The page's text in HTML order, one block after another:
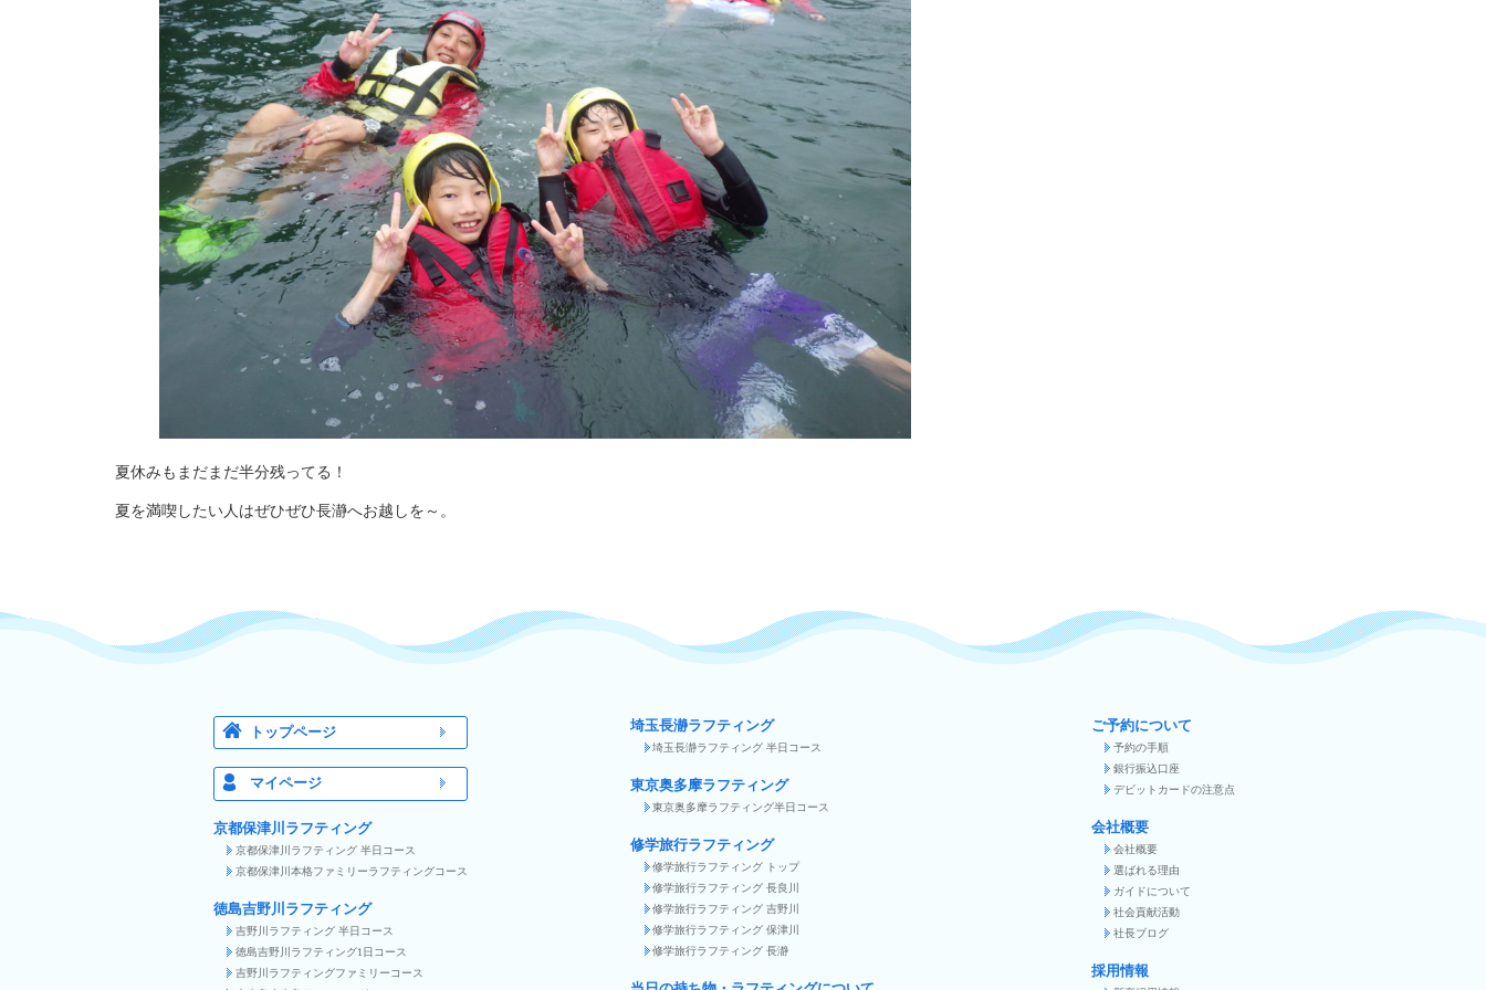
夏休みもまだまだ半分残ってる！
夏を満喫したい人はぜひぜひ長瀞へお越しを～。
トップページ
マイページ
京都保津川ラフティング
京都保津川ラフティング 半日コース
京都保津川本格ファミリーラフティングコース
徳島吉野川ラフティング
吉野川ラフティング 半日コース
徳島吉野川ラフティング1日コース
吉野川ラフティングファミリーコース
埼玉長瀞ラフティング
埼玉長瀞ラフティング 半日コース
東京奥多摩ラフティング
東京奥多摩ラフティング半日コース
修学旅行ラフティング
修学旅行ラフティング トップ
修学旅行ラフティング 長良川
修学旅行ラフティング 吉野川
修学旅行ラフティング 保津川
修学旅行ラフティング 長瀞
ご予約について
予約の手順
銀行振込口座
デビットカードの注意点
会社概要
会社概要
選ばれる理由
ガイドについて
社会貢献活動
社長ブログ
採用情報